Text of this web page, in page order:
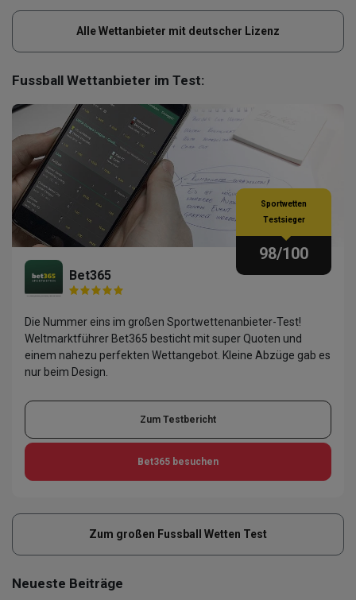
Alle Wettanbieter mit deutscher Lizenz
Fussball Wettanbieter im Test:
Bet365
Sportwetten
Testsieger
98/100
Die Nummer eins im großen Sportwettenanbieter-Test!
Weltmarktführer Bet365 besticht mit super Quoten und
einem nahezu perfekten Wettangebot. Kleine Abzüge gab es
nur beim Design.
Zum Testbericht
Bet365 besuchen
Zum großen Fussball Wetten Test
Neueste Beiträge